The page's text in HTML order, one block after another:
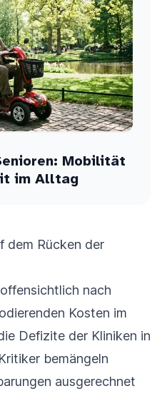
Mobilität
im Alltag
dem Rücken der
nach
Kosten im
Defizite der Kliniken in
bemängeln
ausgerechnet